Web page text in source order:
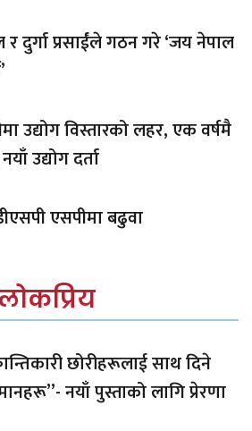
दुर्गा प्रसाईंले गठन गरे ‘जय नेपाल
उद्योग विस्तारको लहर, एक वर्षमै
उद्योग दर्ता
एसपीमा बढुवा
छोरीहरूलाई साथ दिने
नयाँ पुस्ताको लागि प्रेरणा